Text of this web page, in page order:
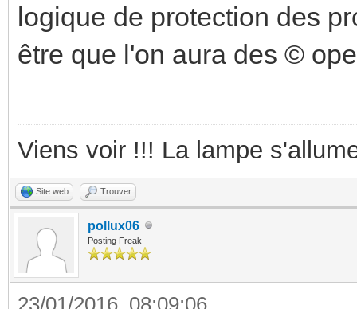
logique de protection des
être que l'on aura des ©
Viens voir !!! La lampe
Site web Trouver
pollux06
Posting Freak
23/01/2016, 08:09:06